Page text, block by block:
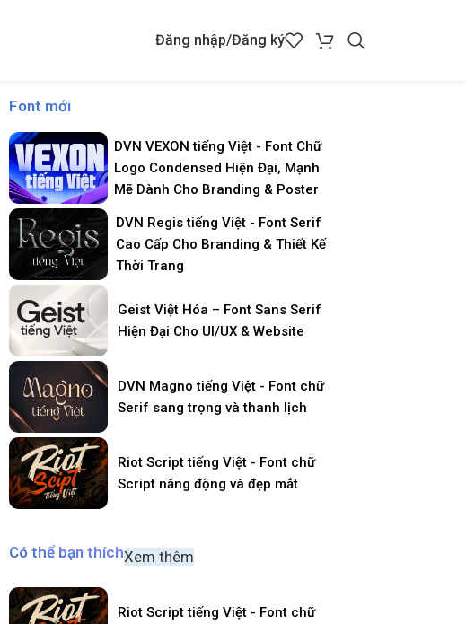
Đăng nhập/Đăng ký
Font mới
DVN VEXON tiếng Việt - Font Chữ
Logo Condensed Hiện Đại, Mạnh
Mẽ Dành Cho Branding & Poster
DVN Regis tiếng Việt - Font Serif
Cao Cấp Cho Branding & Thiết Kế
Thời Trang
Geist Việt Hóa – Font Sans Serif
Hiện Đại Cho UI/UX & Website
DVN Magno tiếng Việt - Font chữ
Serif sang trọng và thanh lịch
Riot Script tiếng Việt - Font chữ
Script năng động và đẹp mắt
Có thể bạn thíchXem thêm
Riot Script tiếng Việt - Font chữ